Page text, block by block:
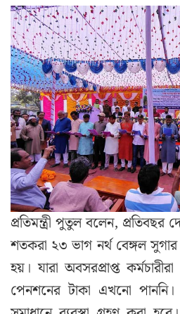
প্রতিমন্ত্রী পুতুল বলেন, প্রতিবছর
শতকরা ২৩ ভাগ নর্থ বেঙ্গল
হয়। যারা অবসরপ্রাপ্ত
পেনশনের টাকা এখনো পাননি।